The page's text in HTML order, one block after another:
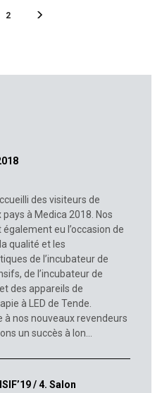
2
des visiteurs de
à Medica 2018. Nos
eu l’occasion de
qualité et les
de l’incubateur de
de l’incubateur de
des appareils de
à LED de Tende.
à nos nouveaux revendeurs
un succès à lon...
/ 4. Salon